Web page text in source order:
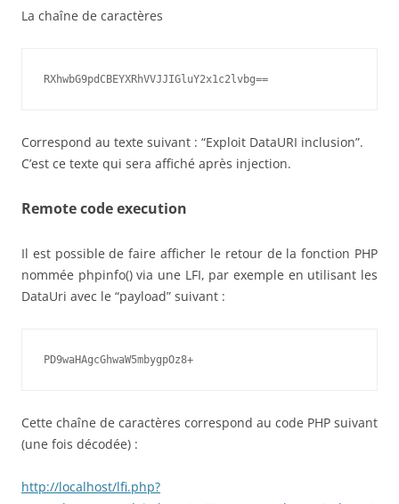
La chaîne de caractères
RXhwbG9pdCBEYXRhVVJJIGluY2x1c2lvbg==
Correspond au texte suivant : “Exploit DataURI inclusion”.
C’est ce texte qui sera affiché après injection.
Remote code execution
Il est possible de faire afficher le retour de la fonction PHP
nommée phpinfo() via une LFI, par exemple en utilisant les
DataUri avec le “payload” suivant :
PD9waHAgcGhwaW5mbygpOz8+
Cette chaîne de caractères correspond au code PHP suivant
(une fois décodée) :
http://localhost/lfi.php?